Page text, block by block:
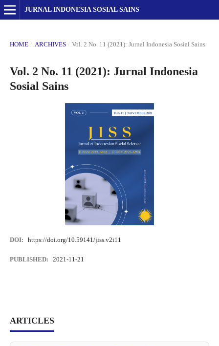
JURNAL INDONESIA SOSIAL SAINS
HOME / ARCHIVES / Vol. 2 No. 11 (2021): Jurnal Indonesia Sosial Sains
Vol. 2 No. 11 (2021): Jurnal Indonesia
Sosial Sains
DOI: https://doi.org/10.59141/jiss.v2i11
PUBLISHED: 2021-11-21
ARTICLES